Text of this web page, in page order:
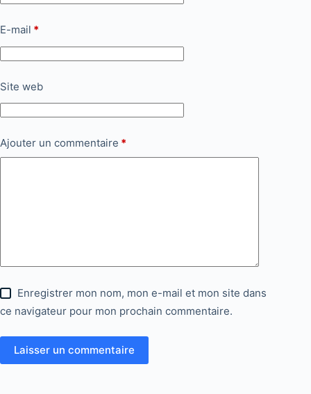
E-mail *
Site web
Ajouter un commentaire *
Enregistrer mon nom, mon e-mail et mon site dans
ce navigateur pour mon prochain commentaire.
Laisser un commentaire